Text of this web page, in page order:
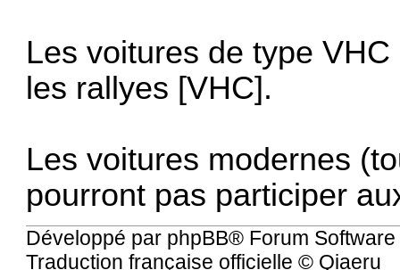
Les voitures de type
les rallyes [VHC].
Les voitures modernes
pourront pas participer
Développé par phpBB® Forum
Traduction française officielle © Qiaeru